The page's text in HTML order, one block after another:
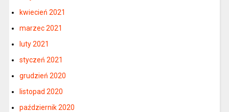
kwiecień 2021
marzec 2021
luty 2021
styczeń 2021
grudzień 2020
listopad 2020
październik 2020